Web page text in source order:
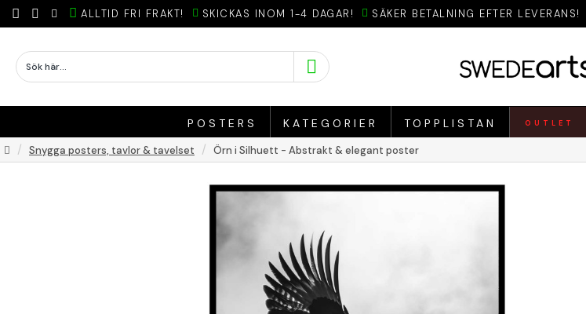
ALLTID FRI FRAKT! SKICKAS INOM 1-4 DAGAR! SÄKER BETALNING EFTER LEVERANS!
POSTERS KATEGORIER TOPPLISTAN OUTLET
Snygga posters, tavlor & tavelset Örn i Silhuett - Abstrakt & elegant poster